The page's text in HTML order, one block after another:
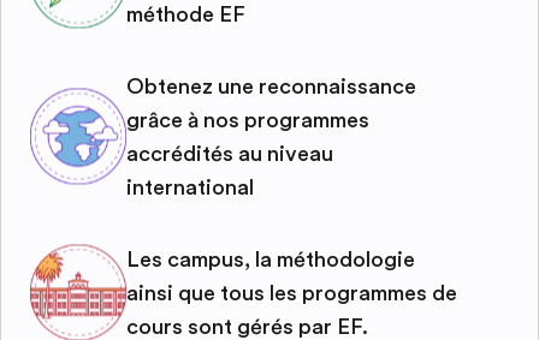
méthode EF
Obtenez une reconnaissance
grâce à nos programmes
accrédités au niveau
international
Les campus, la méthodologie
ainsi que tous les programmes de
cours sont gérés par EF.